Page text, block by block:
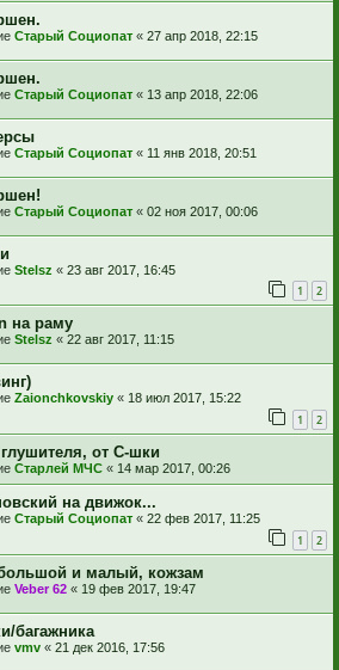
Старый Социопат « 27 апр 2018, 22:15
Старый Социопат « 13 апр 2018, 22:06
Старый Социопат « 11 янв 2018, 20:51
Старый Социопат « 02 ноя 2017, 00:06
Stelsz « 23 авг 2017, 16:45
1 2
на раму
Stelsz « 22 авг 2017, 11:15
Zaionchkovskiy « 18 июл 2017, 15:22
1 2
от С-шки
Старлей МЧС « 14 мар 2017, 00:26
на движок...
Старый Социопат « 22 фев 2017, 11:25
1 2
и малый, кожзам
Veber 62 « 19 фев 2017, 19:47
багажника
vmv « 21 дек 2016, 17:56